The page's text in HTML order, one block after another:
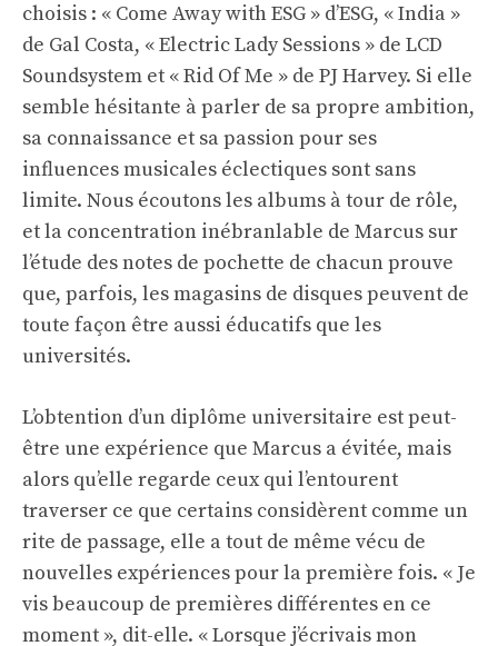
choisis : « Come Away with ESG » d’ESG, « India »
de Gal Costa, « Electric Lady Sessions » de LCD
Soundsystem et « Rid Of Me » de PJ Harvey. Si elle
semble hésitante à parler de sa propre ambition,
sa connaissance et sa passion pour ses
influences musicales éclectiques sont sans
limite. Nous écoutons les albums à tour de rôle,
et la concentration inébranlable de Marcus sur
l’étude des notes de pochette de chacun prouve
que, parfois, les magasins de disques peuvent de
toute façon être aussi éducatifs que les
universités.
L’obtention d’un diplôme universitaire est peut-
être une expérience que Marcus a évitée, mais
alors qu’elle regarde ceux qui l’entourent
traverser ce que certains considèrent comme un
rite de passage, elle a tout de même vécu de
nouvelles expériences pour la première fois. « Je
vis beaucoup de premières différentes en ce
moment », dit-elle. « Lorsque j’écrivais mon